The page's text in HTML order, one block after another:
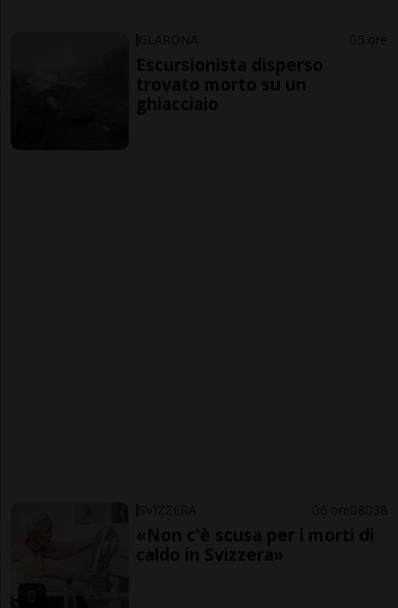
GLARONA 5 ore
Escursionista disperso
trovato morto su un
ghiacciaio
SVIZZERA 6 ore 8 38
«Non c'è scusa per i morti di
caldo in Svizzera»